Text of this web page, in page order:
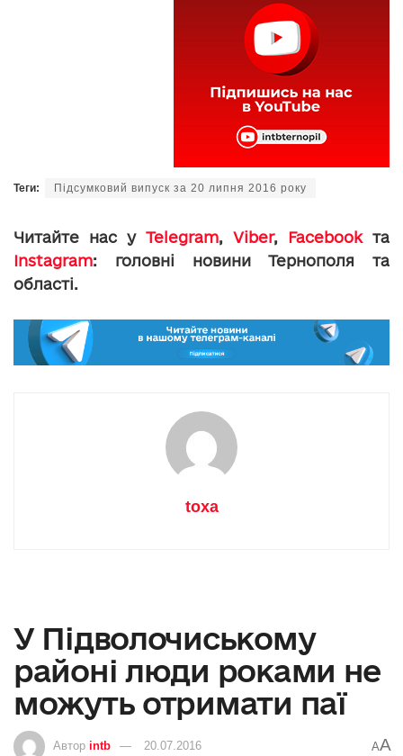
Теги: Підсумковий випуск за 20 липня 2016 року
Читайте нас у Telegram, Viber, Facebookта
Instagram: головні новини Тернополя та
області.
toxa
У Підволочиському
районі люди роками не
можуть отримати паї
Автор intb 20.07.2016 AA